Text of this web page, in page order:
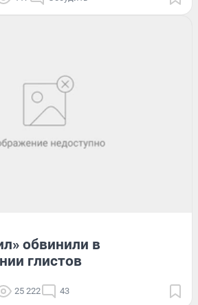
обвинили в
глистов
25 222 43